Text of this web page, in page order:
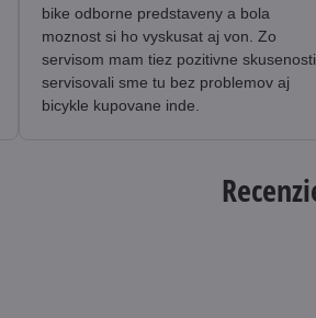
bike odborne predstaveny a bola
moznost si ho vyskusat aj von. Zo
servisom mam tiez pozitivne
servisovali sme tu bez problemov aj
bicykle kupovane inde.